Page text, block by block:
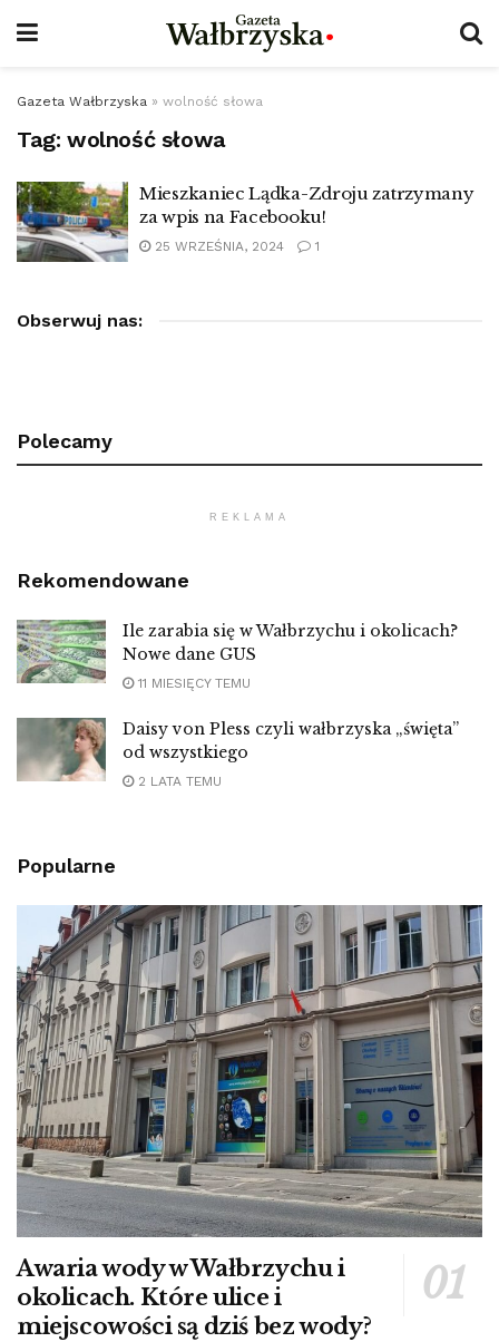
Gazeta Wałbrzyska » wolność słowa
Tag: wolność słowa
Mieszkaniec Lądka-Zdroju zatrzymany
za wpis na Facebooku!
25 WRZEŚNIA, 2024 1
Obserwuj nas:
Polecamy
REKLAMA
Rekomendowane
Ile zarabia się w Wałbrzychu i okolicach?
Nowe dane GUS
11 MIESIĘCY TEMU
Daisy von Pless czyli wałbrzyska „święta”
od wszystkiego
2 LATA TEMU
Popularne
Awaria wody w Wałbrzychu i
okolicach. Które ulice i
miejscowości są dziś bez wody?